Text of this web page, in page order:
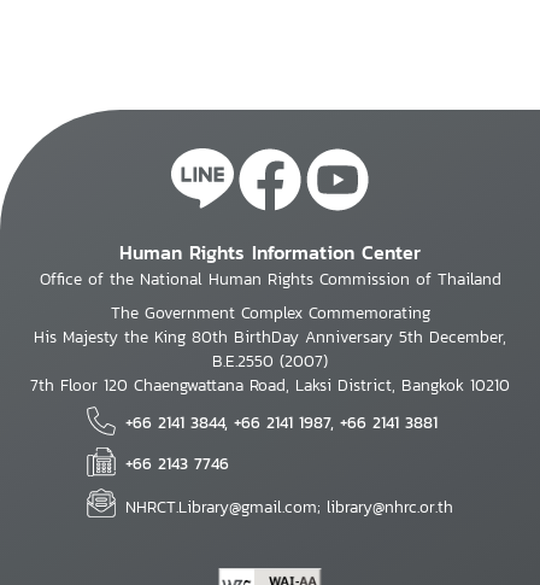
Human Rights Information Center
Office of the National Human Rights Commission of Thailand
The Government Complex Commemorating
His Majesty the King 80th BirthDay Anniversary 5th December,
B.E.2550 (2007)
7th Floor 120 Chaengwattana Road, Laksi District, Bangkok 10210
+66 2141 3844, +66 2141 1987, +66 2141 3881
+66 2143 7746
NHRCT.Library@gmail.com; library@nhrc.or.th